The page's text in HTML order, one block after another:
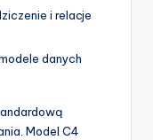
i relacje
danych
Model C4